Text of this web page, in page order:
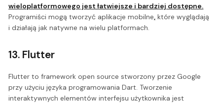
wieloplatformowego jest łatwiejsze i bardziej dostępne.
Programiści mogą tworzyć aplikacje mobilne które wyglądają
i działają jak natywne na wielu platformach.
13. Flutter
Flutter to framework open source stworzony przez Google
przy użyciu języka programowania Dart. Tworzenie
interaktywnych elementów interfejsu użytkownika jest